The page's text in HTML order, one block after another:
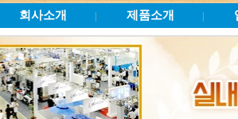
회사소개 제품소개